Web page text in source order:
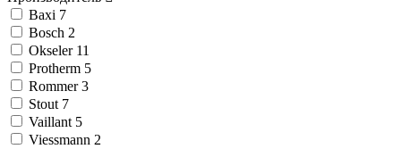
Baxi 7
Bosch 2
Okseler 11
Protherm 5
Rommer3
Stout 7
Vaillant 5
Viessmann 2